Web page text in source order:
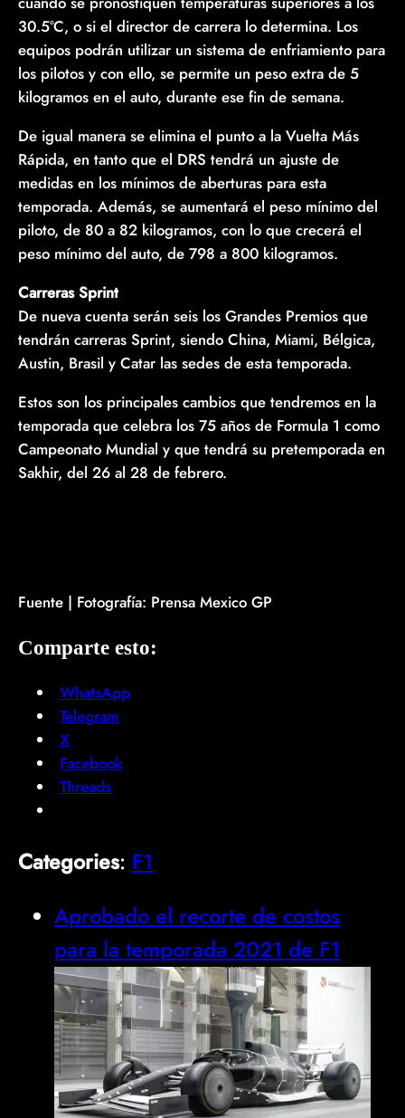
30.5°C, o si el director de carrera lo determina. Los
equipos podrán utilizar un sistema de enfriamiento para
los pilotos y con ello, se permite un peso extra de 5
kilogramos en el auto, durante ese fin de semana.
De igual manera se elimina el punto a la Vuelta Más
Rápida, en tanto que el DRS tendrá un ajuste de
medidas en los mínimos de aberturas para esta
temporada. Además, se aumentará el peso mínimo del
piloto, de 80 a 82 kilogramos, con lo que crecerá el
peso mínimo del auto, de 798 a 800 kilogramos.
Carreras Sprint
De nueva cuenta serán seis los Grandes Premios que
tendrán carreras Sprint, siendo China, Miami, Bélgica,
Austin, Brasil y Catar las sedes de esta temporada.
Estos son los principales cambios que tendremos en la
temporada que celebra los 75 años de Formula 1 como
Campeonato Mundial y que tendrá su pretemporada en
Sakhir, del 26 al 28 de febrero.
Fuente | Fotografía: Prensa Mexico GP
Comparte esto:
WhatsApp
Telegram
X
Facebook
Threads
Categories: F1
Aprobado el recorte de costos
para la temporada 2021 de F1